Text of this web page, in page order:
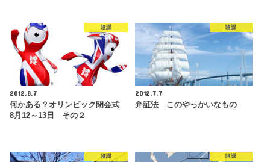
陰謀
2012.8.7
何かある？オリンピック閉会式
8月12～13日 その２
陰謀
2012.7.7
弁証法 このやっかいなもの
陰謀 陰謀